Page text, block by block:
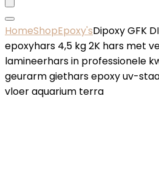
HomeShopEpoxy'sDipoxy GFK
epoxyhars 4,5 kg 2K hars met
lamineerhars in professionele
geurarm giethars epoxy uv-
vloer aquarium terra